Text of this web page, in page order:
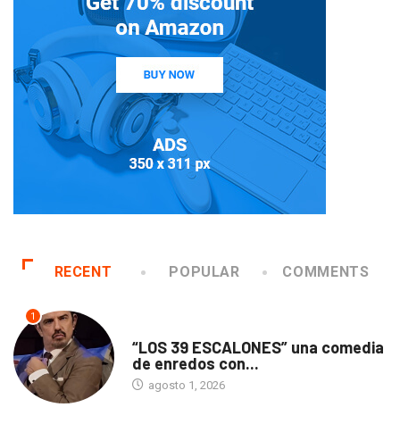
RECENT POPULAR COMMENTS
1
“LOS 39 ESCALONES” una comedia
de enredos con...
agosto 1, 2026